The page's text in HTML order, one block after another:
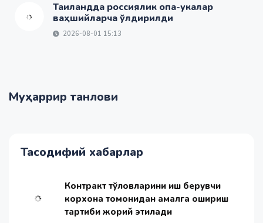
Таиландда россиялик опа-укалар
ваҳшийларча ўлдирилди
2026-08-01 15:13
Муҳаррир танлови
Тасодифий хабарлар
Контракт тўловларини иш берувчи
корхона томонидан амалга ошириш
тартиби жорий этилади